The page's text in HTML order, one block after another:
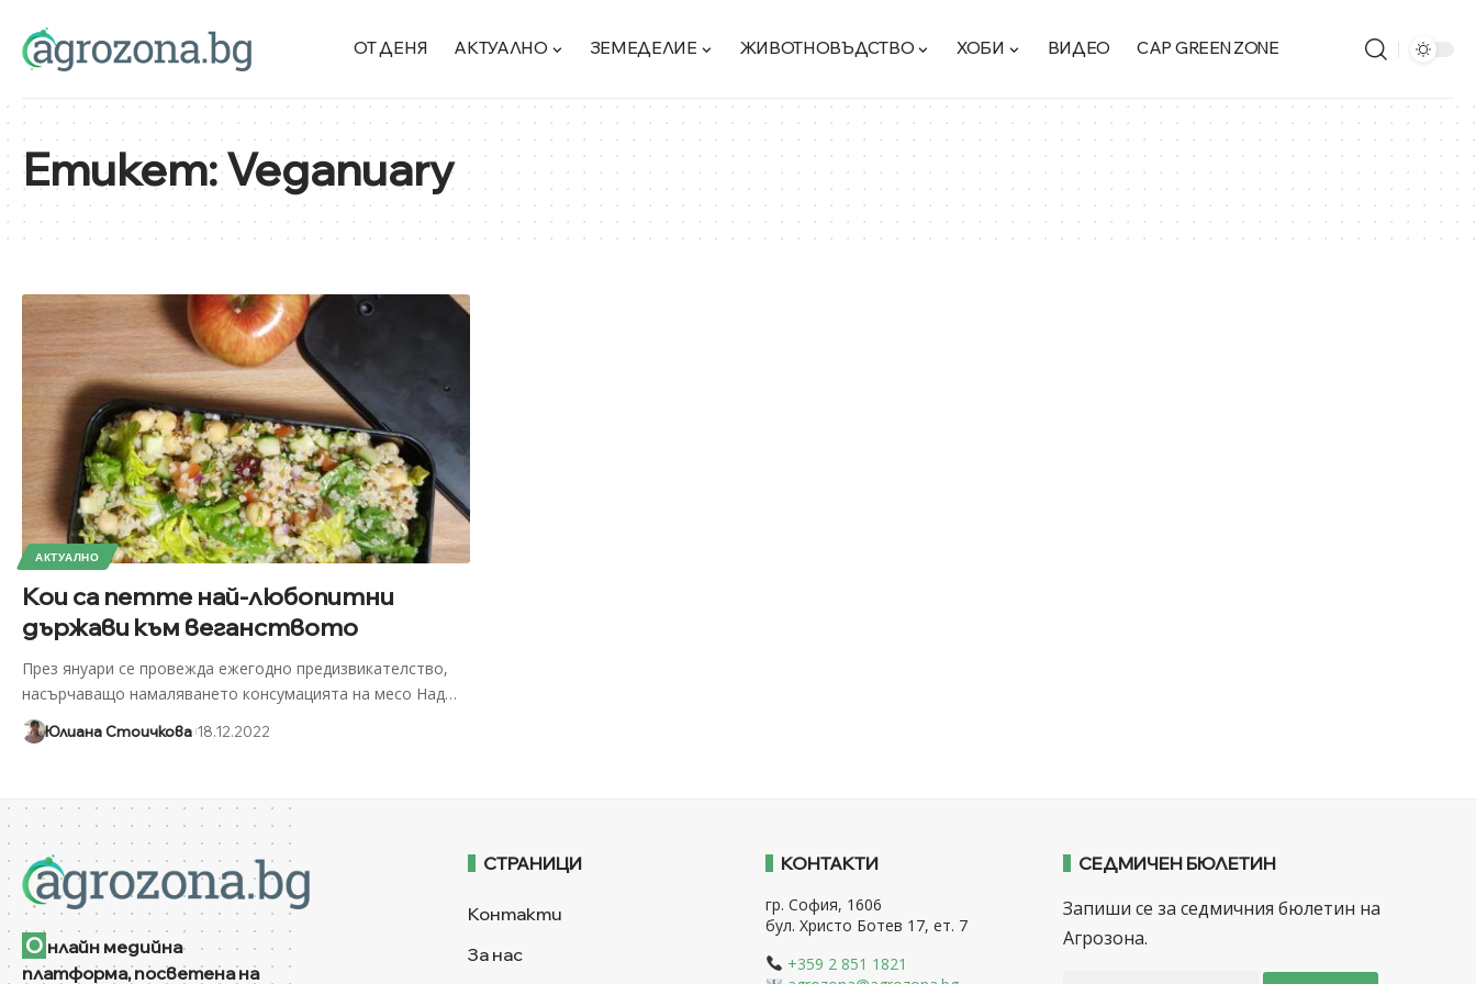
ОТ ДЕНЯ АКТУАЛНО ЗЕМЕДЕЛИЕ ЖИВОТНОВЪДСТВО ХОБИ ВИДЕО CAP GREEN ZONE
Етикет:Veganuary
АКТУАЛНО
Кои са петте най-любопитни
държави към веганството
През януари се провежда ежегодно предизвикателство,
насърчаващо намаляването консумацията на месо Над…
Юлиана Стоичкова 18.12.2022
О нлайн медийна
платформа, посветена на
СТРАНИЦИ
Контакти
За нас
КОНТАКТИ
гр. София, 1606
бул. Христо Ботев 17, ет. 7
+359 2 851 1821
СЕДМИЧЕН БЮЛЕТИН
Запиши се за седмичния бюлетин на
Агрозона.